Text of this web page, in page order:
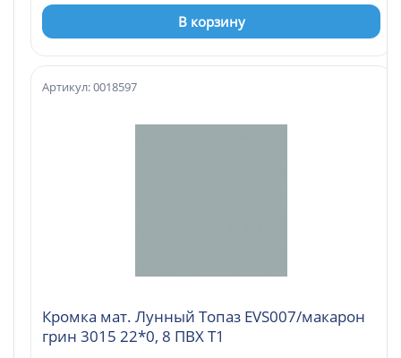
В корзину
Кромка мат. Лунный Топаз EVS007/макарон
грин 3015 22*0, 8 ПВХ Т1
Артикул: 0018597